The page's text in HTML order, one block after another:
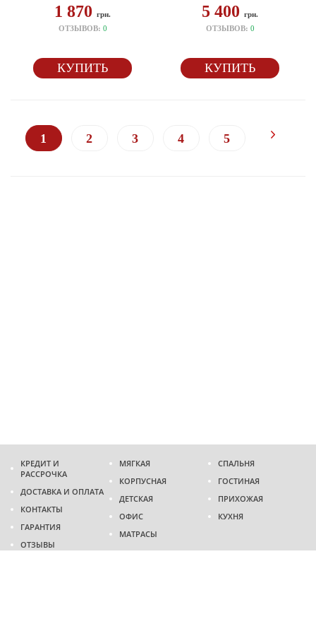
1 870грн.
ОТЗЫВОВ: 0
КУПИТЬ
5 400грн.
ОТЗЫВОВ: 0
КУПИТЬ
1 2 3 4 5
КРЕДИТ И
РАССРОЧКА
ДОСТАВКА И ОПЛАТА
КОНТАКТЫ
ГАРАНТИЯ
ОТЗЫВЫ
МЯГКАЯ
КОРПУСНАЯ
ДЕТСКАЯ
ОФИС
МАТРАСЫ
СПАЛЬНЯ
ГОСТИНАЯ
ПРИХОЖАЯ
КУХНЯ